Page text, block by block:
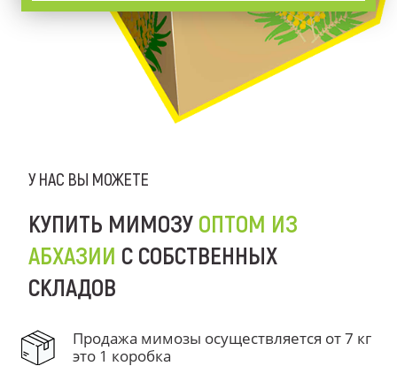
У НАС ВЫ МОЖЕТЕ
КУПИТЬ МИМОЗУ ОПТОМ ИЗ
АБХАЗИИ С СОБСТВЕННЫХ
СКЛАДОВ
Продажа мимозы осуществляется от 7 кг
это 1 коробка